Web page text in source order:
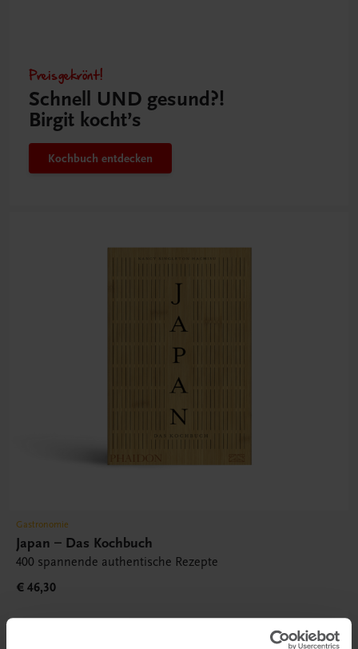
Preisgekrönt!
Schnell UND gesund?!
Birgit kocht’s
Kochbuch entdecken
Gastronomie
Japan – Das Kochbuch
400 spannende authentische Rezepte
€ 46,30